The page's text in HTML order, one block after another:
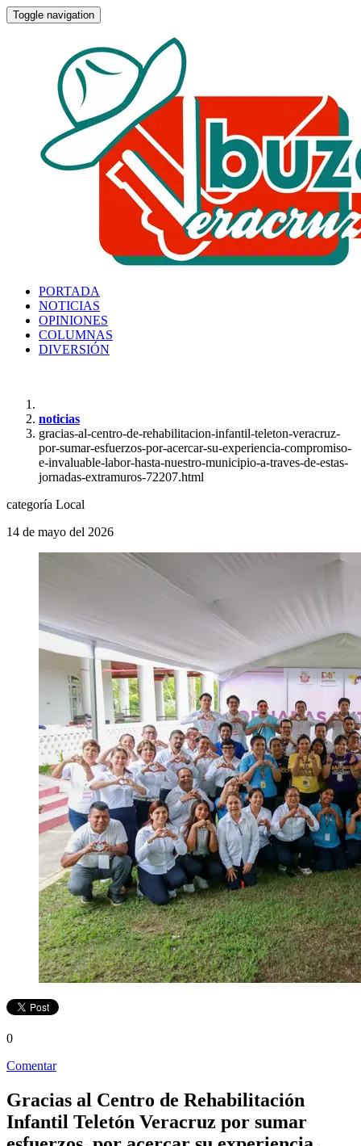
Toggle navigation
PORTADA
NOTICIAS
OPINIONES
COLUMNAS
DIVERSIÓN
noticias
gracias-al-centro-de-rehabilitacion-infantil-teleton-veracruz-
por-sumar-esfuerzos-por-acercar-su-experiencia-compromiso-
e-invaluable-labor-hasta-nuestro-municipio-a-traves-de-estas-
jornadas-extramuros-72207.html
categoría Local
14 de mayo del 2026
0
Comentar
Gracias al Centro de Rehabilitación
Infantil Teletón Veracruz por sumar